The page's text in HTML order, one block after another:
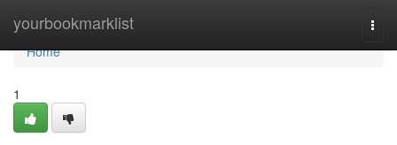
yourbookmarklist
Home
Home
1